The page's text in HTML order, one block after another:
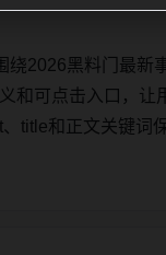
绕2026黑料门最新
和可点击入口，让
title和正文关键词